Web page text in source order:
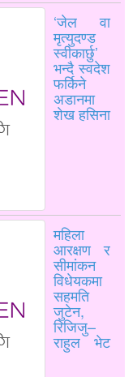
‘जेल वा
मृत्युदण्ड
स्वीकार्छु’
भन्दै स्वदेश
फर्किने
अडानमा
शेख हसिना
महिला
आरक्षण र
सीमांकन
विधेयकमा
सहमति
जुटेन,
रिजिजु–
राहुल भेट